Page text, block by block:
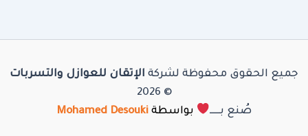
جميع الحقوق محفوظة لشركة الإتقان للعوازل والتسربات
© 2026
صُنع بـــــ
بواسطة Mohamed Desouki